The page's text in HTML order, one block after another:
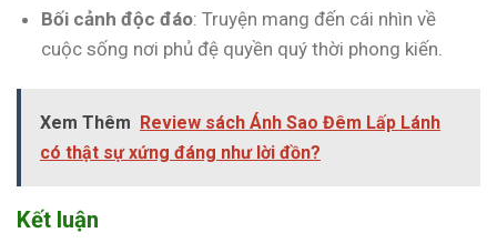
Bối cảnh độc đáo: Truyện mang đến cái nhìn về
cuộc sống nơi phủ đệ quyền quý thời phong kiến.
Xem Thêm Review sách Ánh Sao Đêm Lấp Lánh
có thật sự xứng đáng như lời đồn?
Kết luận